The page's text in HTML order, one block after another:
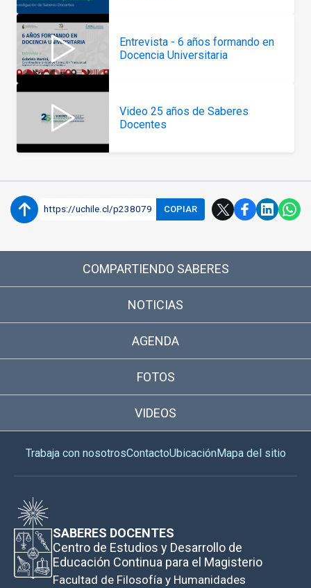
Entrevista - 6 años formando en
Docencia Universitaria
Video 25 años de Saberes
Docentes
https://uchile.cl/p238079 COPIAR
COMPARTIENDO SABERES
NOTICIAS
AGENDA
FOTOS
VIDEOS
Trabaja con nosotrosContactoUbicaciónMapa del sitio
SABERES DOCENTES
Centro de Estudios y Desarrollo de
Educación Continua para el Magisterio
Facultad de Filosofía y Humanidades